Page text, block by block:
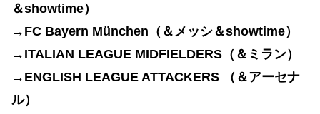
＆showtime）
→FC Bayern München（＆メッシ＆showtime）
→ITALIAN LEAGUE MIDFIELDERS（＆ミラン）
→ ENGLISH LEAGUE ATTACKERS （＆アーセナ
ル）